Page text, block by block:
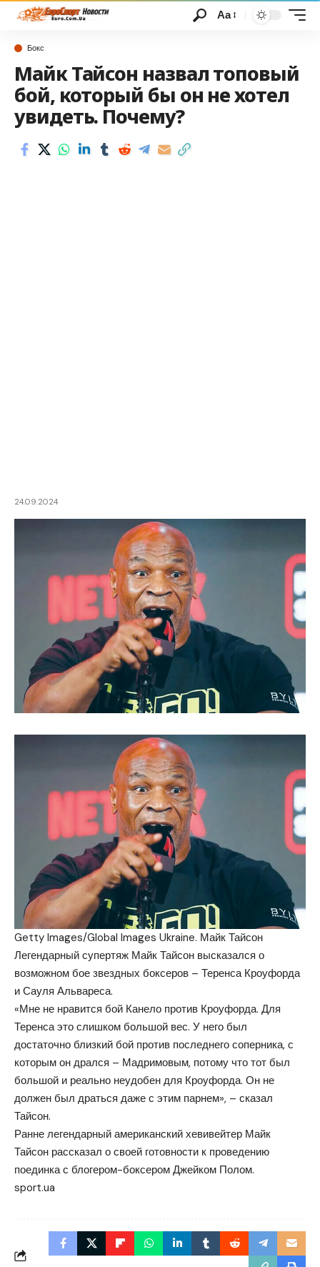
Аа
Бокс
Майк Тайсон назвал топовый
бой, который бы он не хотел
увидеть. Почему?
24.09.2024
Getty Images/Global Images Ukraine. Майк Тайсон
Легендарный супертяж Майк Тайсон высказался о
возможном бое звездных боксеров – Теренса Кроуфорда
и Сауля Альвареса.
«Мне не нравится бой Канело против Кроуфорда. Для
Теренса это слишком большой вес. У него был
достаточно близкий бой против последнего соперника, с
которым он дрался – Мадримовым, потому что тот был
большой и реально неудобен для Кроуфорда. Он не
должен был драться даже с этим парнем», – сказал
Тайсон.
Ранне легендарный американский хевивейтер Майк
Тайсон рассказал о своей готовности к проведению
поединка с блогером-боксером Джейком Полом.
sport.ua